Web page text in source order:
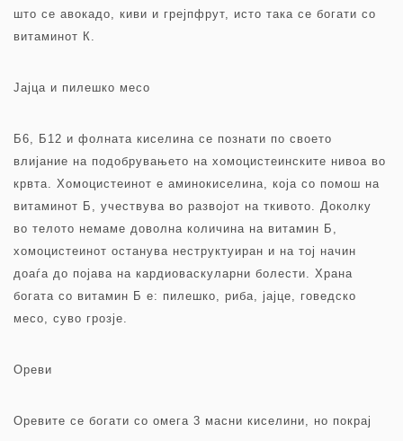
што се авокадо, киви и грејпфрут, исто така се богати со
витаминот К.
Јајца и пилешко месо
Б6, Б12 и фолната киселина се познати по своето
влијание на подобрувањето на хомоцистеинските нивоа во
крвта. Хомоцистеинот е аминокиселина, која со помош на
витаминот Б, учествува во развојот на ткивото. Доколку
во телото немаме доволна количина на витамин Б,
хомоцистеинот останува неструктуиран и на тој начин
доаѓа до појава на кардиоваскуларни болести. Храна
богата со витамин Б е: пилешко, риба, јајце, говедско
месо, суво грозје.
Ореви
Оревите се богати со омега 3 масни киселини, но покрај